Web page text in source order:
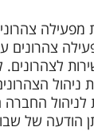
צהרונים
ניהול
החברה
הודעה של